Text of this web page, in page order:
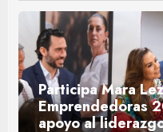
Participa Mara
Emprendedoras
apoyo al